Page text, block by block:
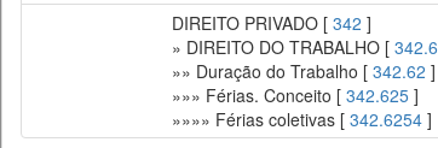
DIREITO PRIVADO [ 342 ]
» DIREITO DO TRABALHO [ 342.6
»» Duração do Trabalho [ 342.62 ]
»»» Férias. Conceito [ 342.625 ]
»»»» Férias coletivas [ 342.6254 ]